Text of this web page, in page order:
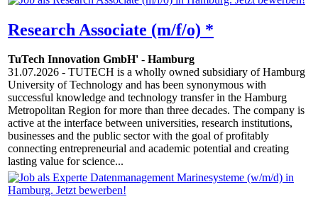
Research Associate (m/f/o) *
TuTech Innovation GmbH' - Hamburg
31.07.2026 - TUTECH is a wholly owned subsidiary of Hamburg
University of Technology and has been synonymous with
successful knowledge and technology transfer in the Hamburg
Metropolitan Region for more than three decades. The company is
active at the interface between universities, research institutions,
businesses and the public sector with the goal of profitably
connecting entrepreneurial and academic potential and creating
lasting value for science...